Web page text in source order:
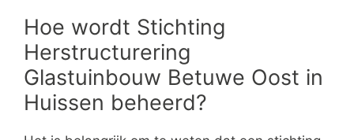
Hoe wordt Stichting
Herstructurering
Glastuinbouw Betuwe Oost in
Huissen beheerd?